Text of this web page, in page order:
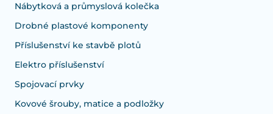
Nábytková a průmyslová kolečka
Drobné plastové komponenty
Příslušenství ke stavbě plotů
Elektro příslušenství
Spojovací prvky
Kovové šrouby, matice a podložky